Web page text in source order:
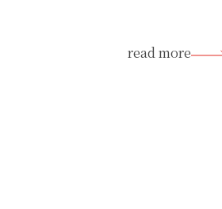
read more